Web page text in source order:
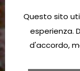
Questo sito
esperienza.
d'accordo,